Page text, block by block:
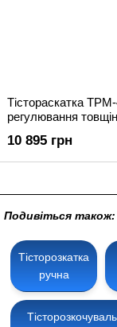
Подивіться також:
Тісторозкатка
ручна
Тістораскатка
регулювання
10 895 грн